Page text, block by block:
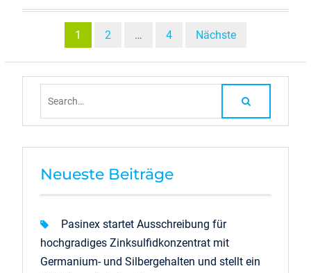
Beitragsnavigation
1 2 … 4 Nächste
Neueste Beiträge
Pasinex startet Ausschreibung für
hochgradiges Zinksulfidkonzentrat mit
Germanium- und Silbergehalten und stellt ein